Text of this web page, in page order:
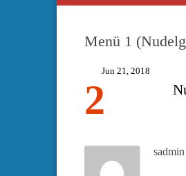
Menü 1
Jun 21, 2018
2
sadmin